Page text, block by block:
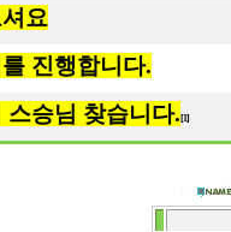
요
진행합니다.
승님 찾습니다. [1]